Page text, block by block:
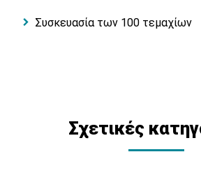
Συσκευασία των 100 τεμαχίων
Σχετικές